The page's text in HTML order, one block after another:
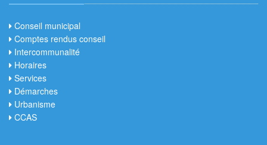
Conseil municipal
Comptes rendus conseil
Intercommunalité
Horaires
Services
Démarches
Urbanisme
CCAS